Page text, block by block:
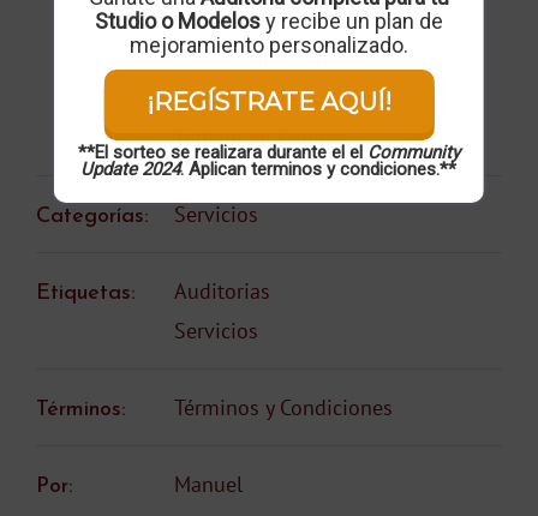
Respeto
Responsabilidad
Sentido de Pertenencia
Trabajo en Equipo
Categorías: Servicios
Etiquetas:
Auditorias
Servicios
Términos: Términos y Condiciones
Por: Manuel
Studio o Modelosy recibe un plan de
mejoramiento personalizado.
¡REGÍSTRATE AQUÍ!
**El sorteo se realizara durante el el Community
Update 2024. Aplican terminos y condiciones.**